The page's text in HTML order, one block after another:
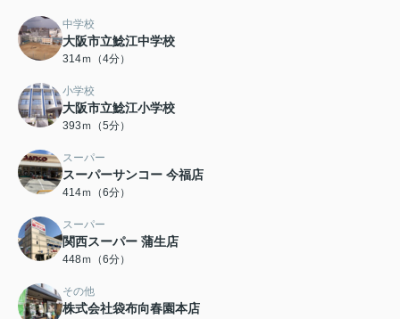
中学校
大阪市立鯰江中学校
314ｍ（4分）
小学校
大阪市立鯰江小学校
393ｍ（5分）
スーパー
スーパーサンコー 今福店
414ｍ（6分）
スーパー
関西スーパー 蒲生店
448ｍ（6分）
その他
株式会社袋布向春園本店